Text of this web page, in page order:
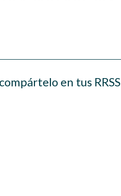
en tus RRSS